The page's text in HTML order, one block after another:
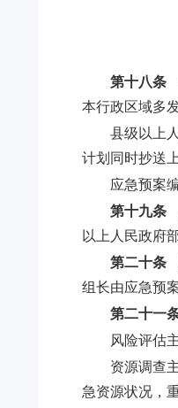
第十八条
本行政区域多
县级以上
计划同时抄送
应急预案
第十九条
以上人民政府
第二十条
组长由应急预
第二十一
风险评估
资源调查
急资源状况，